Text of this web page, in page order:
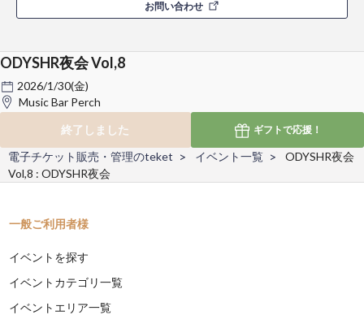
お問い合わせ
ODYSHR夜会 Vol,8
2026/1/30(金)
Music Bar Perch
終了しました
ギフトで応援！
電子チケット販売・管理のteket イベント一覧
ODYSHR夜会
Vol,8 : ODYSHR夜会
一般ご利用者様
イベントを探す
イベントカテゴリ一覧
イベントエリア一覧